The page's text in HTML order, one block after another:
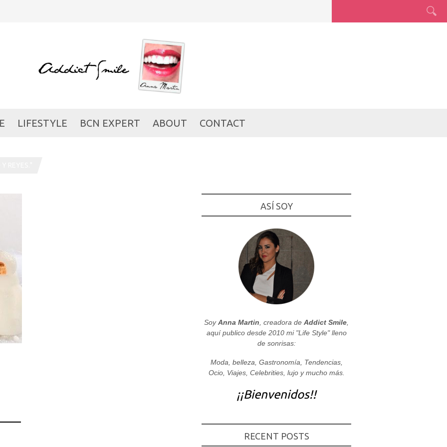
LIFESTYLE BCN EXPERT ABOUT CONTACT
ASÍ SOY
SoyAnna Martin , creadora de Addict Smile
aquí publico desde 2010 mi "Life Style" lleno
de sonrisas:
Moda, belleza, Gastronomía, Tendencias,
Ocio, Viajes, Celebrities, lujo y mucho más.
¡¡Bienvenidos!!
RECENT POSTS